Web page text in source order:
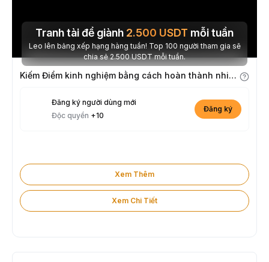
Tranh tài để giành 2.500 USDT mỗi tuần
Leo lên bảng xếp hạng hàng tuần! Top 100 người tham gia sẽ
chia sẻ 2.500 USDT mỗi tuần.
Kiếm Điểm kinh nghiệm bằng cách hoàn thành nhiệm vụ
Đăng ký người dùng mới
Độc quyền +10
Đăng ký
Xem Thêm
Xem Chi Tiết